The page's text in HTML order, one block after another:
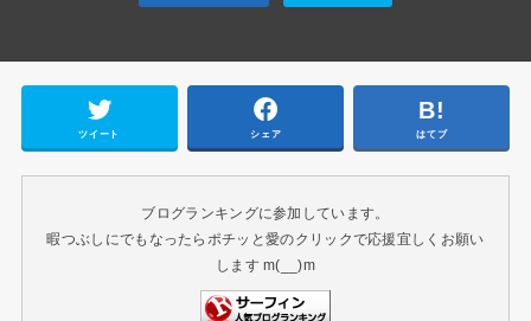
ツイート シェア はてブ
ブログランキングに参加しています。
暇つぶしにでもなったらポチッと愛のクリックで応援宜しくお願い
します m(__)m